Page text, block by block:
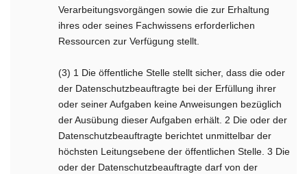
Verarbeitungsvorgängen sowie die zur Erhaltung
ihres oder seines Fachwissens erforderlichen
Ressourcen zur Verfügung stellt.
(3) 1 Die öffentliche Stelle stellt sicher, dass die oder
der Datenschutzbeauftragte bei der Erfüllung ihrer
oder seiner Aufgaben keine Anweisungen bezüglich
der Ausübung dieser Aufgaben erhält. 2 Die oder der
Datenschutzbeauftragte berichtet unmittelbar der
höchsten Leitungsebene der öffentlichen Stelle. 3 Die
oder der Datenschutzbeauftragte darf von der